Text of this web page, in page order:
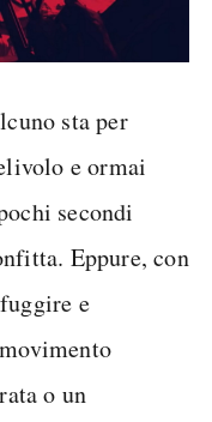
sta per
e ormai
secondi
Eppure, con
e
o un